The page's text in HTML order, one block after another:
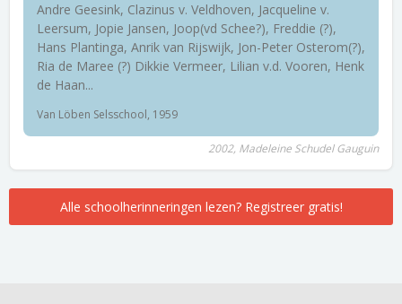
Andre Geesink, Clazinus v. Veldhoven, Jacqueline v.
Leersum, Jopie Jansen, Joop(vd Schee?), Freddie (?),
Hans Plantinga, Anrik van Rijswijk, Jon-Peter Osterom(?),
Ria de Maree (?) Dikkie Vermeer, Lilian v.d. Vooren, Henk
de Haan...
Van Löben Selsschool, 1959
2002, Madeleine Schudel Gauguin
Alle schoolherinneringen lezen? Registreer gratis!